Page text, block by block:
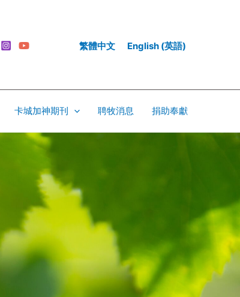
繁體中文 English (英語)
卡城加神期刊 聘牧消息 捐助奉獻